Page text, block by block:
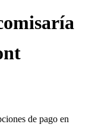
de pago en